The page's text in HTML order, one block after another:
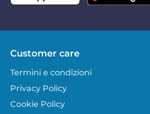
Customer care
Termini e condizioni
Privacy Policy
Cookie Policy